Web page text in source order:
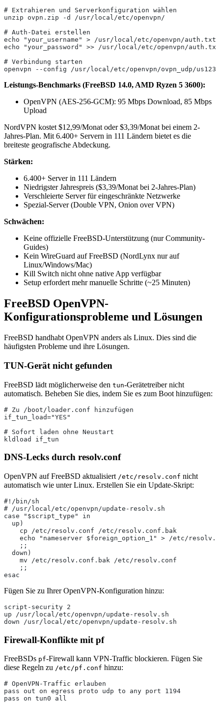
# Extrahieren und Serverkonfiguration wählen
unzip ovpn.zip -d /usr/local/etc/openvpn/
# Auth-Datei erstellen
echo "your_username" > /usr/local/etc/openvpn/auth.txt
echo "your_password" >> /usr/local/etc/openvpn/auth.txt
# Verbindung starten
openvpn --config /usr/local/etc/openvpn/ovpn_udp/
Leistungs-Benchmarks (FreeBSD 14.0, AMD Ryzen 5 3600):
OpenVPN (AES-256-GCM): 95 Mbps Download, 85 Mbps
Upload
NordVPN kostet $12,99/Monat oder $3,39/Monat bei einem 2-
Jahres-Plan. Mit 6.400+ Servern in 111 Ländern bietet es die
breiteste geografische Abdeckung.
Stärken:
6.400+ Server in 111 Ländern
Niedrigster Jahrespreis ($3,39/Monat bei 2-Jahres-Plan)
Verschleierte Server für eingeschränkte Netzwerke
Spezial-Server (Double VPN, Onion over VPN)
Schwächen:
Keine offizielle FreeBSD-Unterstützung (nur Community-
Guides)
Kein WireGuard auf FreeBSD (NordLynx nur auf
Linux/Windows/Mac)
Kill Switch nicht ohne native App verfügbar
Setup erfordert mehr manuelle Schritte (~25 Minuten)
FreeBSD OpenVPN-
Konfigurationsprobleme und Lösungen
FreeBSD handhabt OpenVPN anders als Linux. Dies sind die
häufigsten Probleme und ihre Lösungen.
TUN-Gerät nicht gefunden
FreeBSD lädt möglicherweise den tun-Gerätetreiber nicht
automatisch. Beheben Sie dies, indem Sie es zum Boot hinzufügen:
# Zu /boot/loader.conf hinzufügen
if_tun_load="YES"
# Sofort laden ohne Neustart
kldload if_tun
DNS-Lecks durch resolv.conf
OpenVPN auf FreeBSD aktualisiert /etc/resolv.conf nicht
automatisch wie unter Linux. Erstellen Sie ein Update-Skript:
#!/bin/sh
# /usr/local/etc/openvpn/update-resolv.sh
case "$script_type" in
  up)
    cp /etc/resolv.conf /etc/resolv.conf.bak
echo "nameserver $foreign_option_1" > /etc/
    ;;
  down)
    mv /etc/resolv.conf.bak /etc/resolv.conf
    ;;
esac
Fügen Sie zu Ihrer OpenVPN-Konfiguration hinzu:
script-security 2
up /usr/local/etc/openvpn/update-resolv.sh
down /usr/local/etc/openvpn/update-resolv.sh
Firewall-Konflikte mit pf
FreeBSDs pf-Firewall kann VPN-Traffic blockieren. Fügen Sie
diese Regeln zu /etc/pf.conf hinzu:
# OpenVPN-Traffic erlauben
pass out on egress proto udp to any port 1194
pass on tun0 all